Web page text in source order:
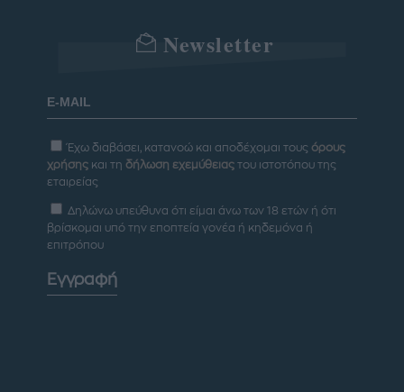
Newsletter
Έχω διαβάσει, κατανοώ και αποδέχομαι τους όρους
χρήσης και τη δήλωση εχεμύθειας του ιστοτόπου της
εταιρείας
Δηλώνω υπεύθυνα ότι είμαι άνω των 18 ετών ή ότι
βρίσκομαι υπό την εποπτεία γονέα ή κηδεμόνα ή
επιτρόπου
Εγγραφή